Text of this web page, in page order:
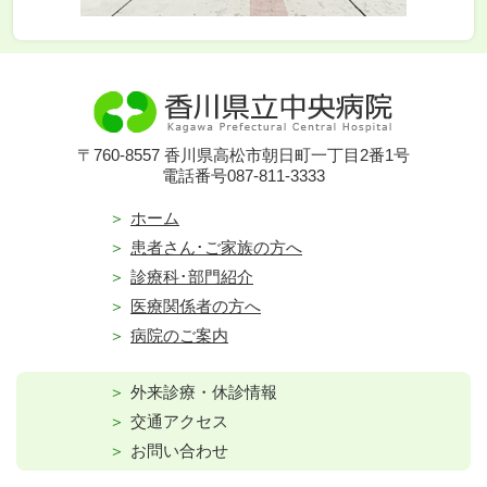
〒760-8557 香川県高松市朝日町一丁目2番1号
電話番号087-811-3333
ホーム
患者さん･ご家族の方へ
診療科･部門紹介
医療関係者の方へ
病院のご案内
外来診療・休診情報
交通アクセス
お問い合わせ